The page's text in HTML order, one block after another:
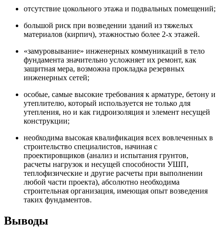
отсутствие цокольного этажа и подвальных помещений;
большой риск при возведении зданий из тяжелых
материалов (кирпич), этажностью более 2-х этажей.
«замуровывание» инженерных коммуникаций в тело
фундамента значительно усложняет их ремонт, как
защитная мера, возможна прокладка резервных
инженерных сетей;
особые, самые высокие требования к арматуре, бетону и
утеплителю, который используется не только для
утепления, но и как гидроизоляция и элемент несущей
конструкции;
необходима высокая квалификация всех вовлеченных в
строительство специалистов, начиная с
проектировщиков (анализ и испытания грунтов,
расчеты нагрузок и несущей способности УШП,
теплофизические и другие расчеты при выполнении
любой части проекта), абсолютно необходима
строительная организация, имеющая опыт возведения
таких фундаментов.
Выводы